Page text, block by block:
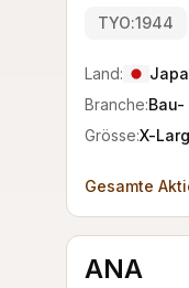
TYO:1944
Land:
Branche:
Grösse:X-
Gesamte
ANA